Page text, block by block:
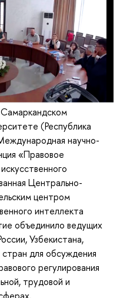
(Республика
научно-
«Правовое
Центрально-
центром
интеллекта
объединило ведущих
Узбекистана,
для обсуждения
регулирования
трудовой и